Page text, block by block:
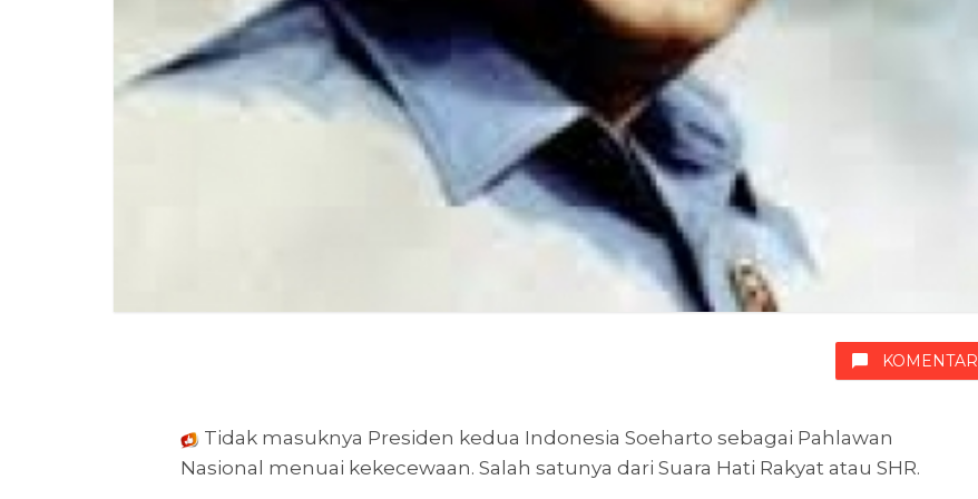
KOMENTAR
Tidak masuknya Presiden kedua Indonesia Soeharto sebagai Pahlawan
Nasional menuai kekecewaan. Salah satunya dari Suara Hati Rakyat atau SHR.